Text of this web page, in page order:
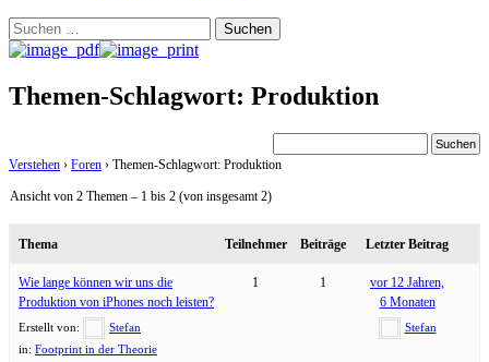
Suchen
nach:
Themen-Schlagwort: Produktion
Verstehen › Foren › Themen-Schlagwort: Produktion
Ansicht von 2 Themen – 1 bis 2 (von insgesamt 2)
Thema Teilnehmer Beiträge Letzter Beitrag
Wie lange können wir uns die
Produktion von iPhones noch leisten?
Erstellt von:
Stefan
in: Footprint in der Theorie
1 1
vor 12 Jahren,
6 Monaten
Stefan